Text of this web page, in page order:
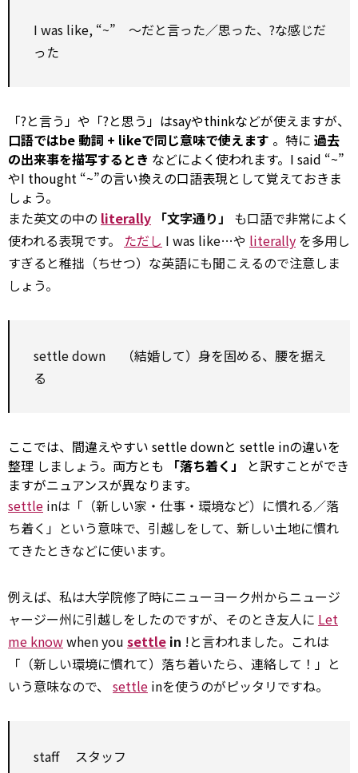
I was like, “~” ～だと言った／思った、?な感じだ
った
「?と言う」や「?と思う」はsayやthinkなどが使えますが、
口語ではbe 動詞 + likeで同じ意味で使えます 。特に 過去
の出来事を描写するとき などによく使われます。I said “~”
やI thought “~”の言い換えの口語表現として覚えておきま
しょう。
また英文の中の literally 「文字通り」
も口語で非常によく
使われる表現です。 ただし I was like…や literally を多用し
すぎると稚拙（ちせつ）な英語にも聞こえるので注意しま
しょう。
settledown （結婚して）身を固める、腰を据え
る
ここでは、間違えやすい settledownと settle inの違いを
整理 しましょう。両方とも 「落ち着く」
と訳すことができ
ますがニュアンスが異なります。
settle inは「（新しい家・仕事・環境など）に慣れる／落
ち着く」という意味で、引越しをして、新しい土地に慣れ
てきたときなどに使います。
例えば、私は大学院修了時にニューヨーク州からニュージ
ャージー州に引越しをしたのですが、そのとき友人に Let
me knowwhen you settle in !と言われました。これは
「（新しい環境に慣れて）落ち着いたら、連絡して！」と
いう意味なので、 settle inを使うのがピッタリですね。
staffスタッフ